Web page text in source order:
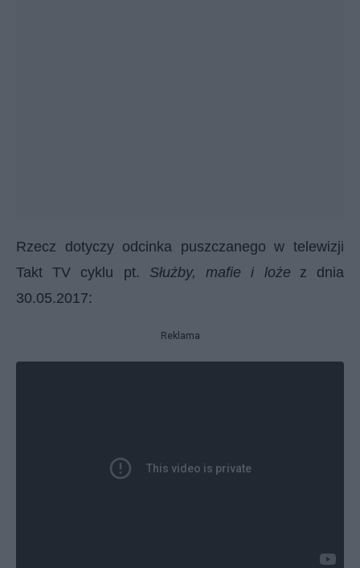
Rzecz dotyczy odcinka puszczanego w telewizji
Takt TV cyklu pt. Służby, mafie i loże
z dnia
30.05.2017:
Reklama